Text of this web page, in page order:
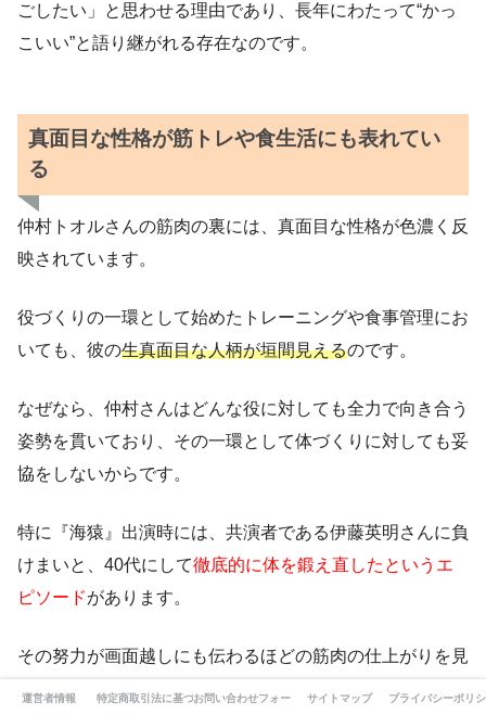
ごしたい」と思わせる理由であり、長年にわたって“かっ
こいい”と語り継がれる存在なのです。
真面目な性格が筋トレや食生活にも表れてい
る
仲村トオルさんの筋肉の裏には、真面目な性格が色濃く反
映されています。
役づくりの一環として始めたトレーニングや食事管理にお
いても、彼の生真面目な人柄が垣間見えるのです。
なぜなら、仲村さんはどんな役に対しても全力で向き合う
姿勢を貫いており、その一環として体づくりに対しても妥
協をしないからです。
特に『海猿』出演時には、共演者である伊藤英明さんに負
けまいと、40代にして徹底的に体を鍛え直したというエ
ピソードがあります。
その努力が画面越しにも伝わるほどの筋肉の仕上がりを見
せ、「本当に役に向き合う人」という評価を得ました。
運営者情報 特定商取引法に基づく表記お問い合わせフォーム サイトマップ プライバシーポリ